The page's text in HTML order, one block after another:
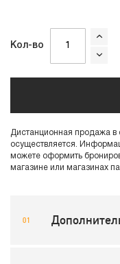
Кол-во
Дистанционная продажа в
осуществляется.
можете оформить
магазине или магазинах